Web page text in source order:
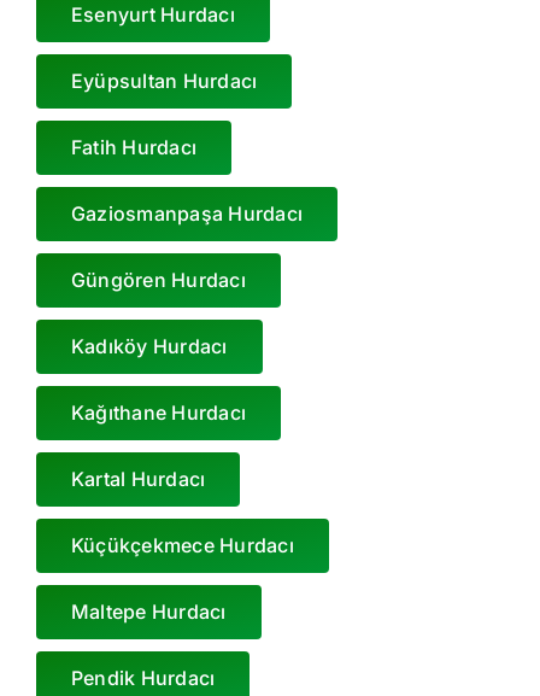
Esenyurt Hurdacı
Eyüpsultan Hurdacı
Fatih Hurdacı
Gaziosmanpaşa Hurdacı
Güngören Hurdacı
Kadıköy Hurdacı
Kağıthane Hurdacı
Kartal Hurdacı
Küçükçekmece Hurdacı
Maltepe Hurdacı
Pendik Hurdacı